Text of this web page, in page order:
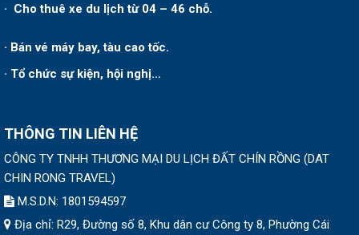
· Cho thuê xe du lịch từ 04 – 46 chỗ.
· Bán vé máy bay, tàu cao tốc.
· Tổ chức sự kiện, hội nghị…
THÔNG TIN LIÊN HỆ
CÔNG TY TNHH THƯƠNG MẠI DU LỊCH ĐẤT CHÍN RỒNG (DAT
CHIN RONG TRAVEL)
M.S.D.N: 1801594597
Địa chỉ: R29, Đường số 8, Khu dân cư Công ty 8, Phường Cái